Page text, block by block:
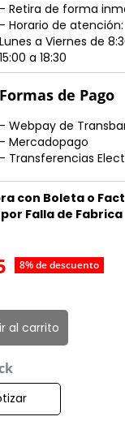
- Retira de forma
- Horario de atención:
Lunes a Viernes de
15:00 a 18:30
Formas de Pago
- Webpay de
- Mercadopago
- Transferencias
con Boleta o
Falla de Fabrica
8% de descuento
al carrito